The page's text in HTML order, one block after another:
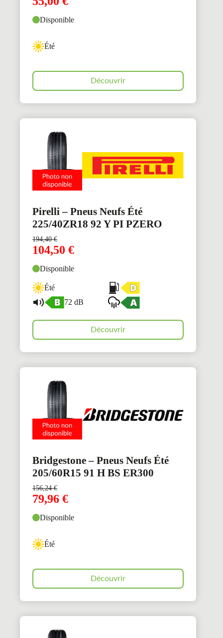
Disponible
Été
Découvrir
Pirelli – Pneus Neufs Été
225/40ZR18 92 Y PI PZERO
194,40€
104,50 €
Disponible
Été
72 dB
Découvrir
Bridgestone – Pneus Neufs Été
205/60R15 91 H BS ER300
156,24€
79,96 €
Disponible
Été
Découvrir